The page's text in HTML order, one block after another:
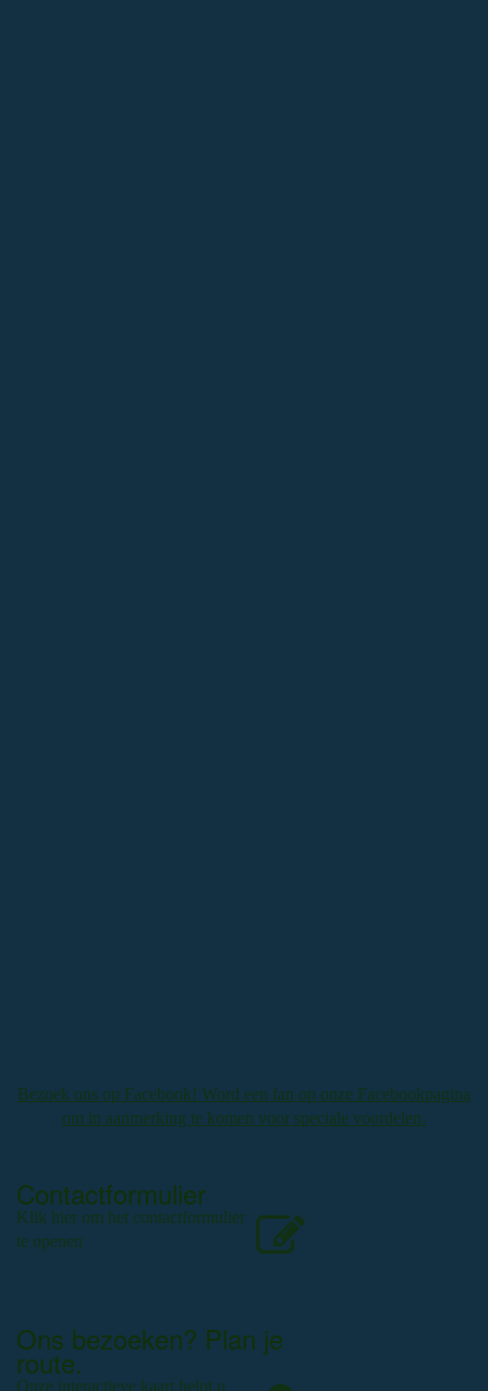
Bezoek ons op Facebook! Word een fan op onze Facebookpagina
om in aanmerking te komen voor speciale voordelen.
Contactformulier
Klik hier om het contactformulier
te openen
Ons bezoeken? Plan je
route.
Onze interactieve kaart helpt u